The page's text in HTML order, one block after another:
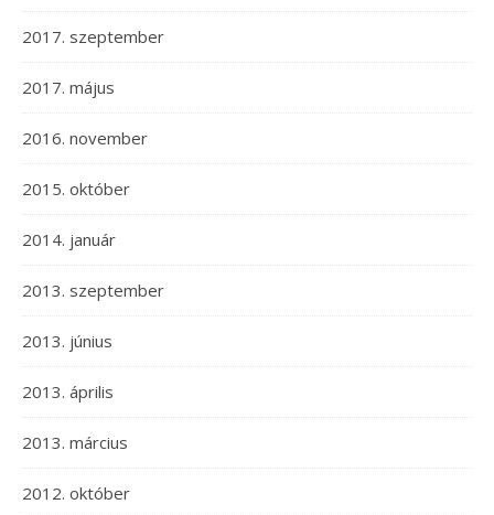
2017. szeptember
2017. május
2016. november
2015. október
2014. január
2013. szeptember
2013. június
2013. április
2013. március
2012. október